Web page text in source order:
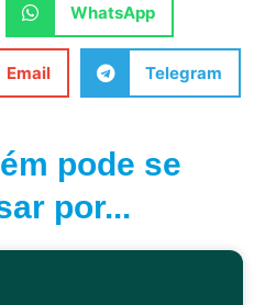
WhatsApp
Email Telegram
pode se
por...